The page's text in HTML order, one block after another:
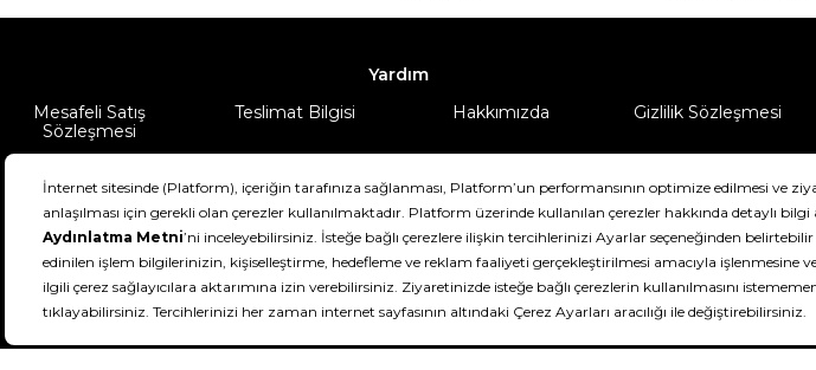
Yardım
Mesafeli Satış
Sözleşmesi
Teslimat Bilgisi Hakkımızda Gizlilik Sözleşmesi
DeFactoFIT ©️ 2022-2026. Tüm hakları saklıdır.